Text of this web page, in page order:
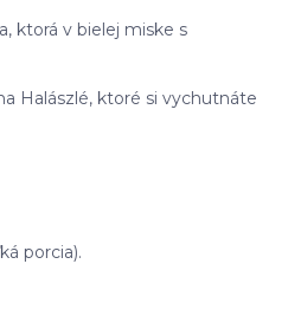
ktorá v bielej miske s
Halászlé, ktoré si vychutnáte
porcia).